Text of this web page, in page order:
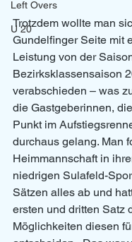
Left Overs
U 20
Trotzdem wollte man
Gundelfinger Seite mit
Leistung von der
Bezirksklassensaison
verabschieden – was
die Gastgeberinnen,
Punkt im
durchaus gelang. Man
Heimmannschaft in
niedrigen Sulafeld-
Sätzen alles ab und
ersten und dritten Satz
Möglichkeiten diesen